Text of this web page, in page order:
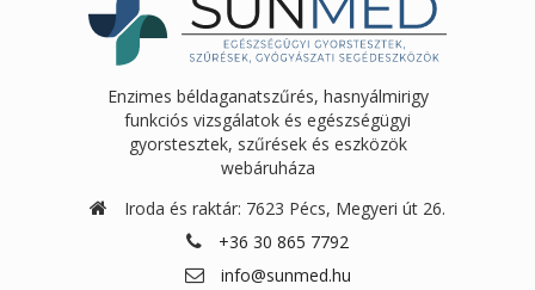
Enzimes béldaganatszűrés, hasnyálmirigy
funkciós vizsgálatok és egészségügyi
gyorstesztek, szűrések és eszközök
webáruháza
Iroda és raktár: 7623 Pécs, Megyeri út 26.
+36 30 865 7792
info@sunmed.hu